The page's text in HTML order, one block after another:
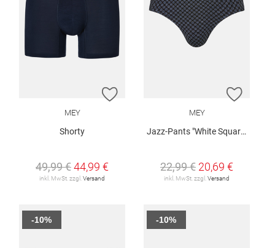
ZUR WUNSCHLISTE HINZUFÜGEN
MEY
Shorty
49,99 €44,99 €
inkl. MwSt. zzgl. Versand
ZUR
MEY
Jazz-Pants "White Squares"
22,99 € 20,69 €
inkl. MwSt. zzgl. Versand
-10% -10%